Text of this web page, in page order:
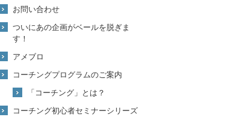
お問い合わせ
ついにあの企画がベールを脱ぎま
す！
アメブロ
コーチングプログラムのご案内
「コーチング」とは？
コーチング初心者セミナーシリーズ